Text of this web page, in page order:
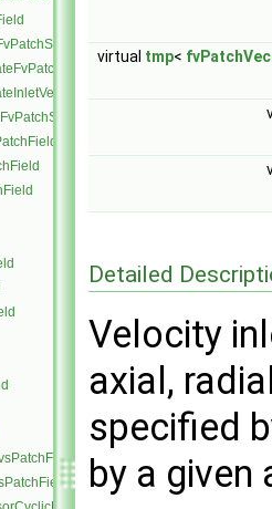
virtual tmp<
Detailed
Velocity
axial,
specified
by a given